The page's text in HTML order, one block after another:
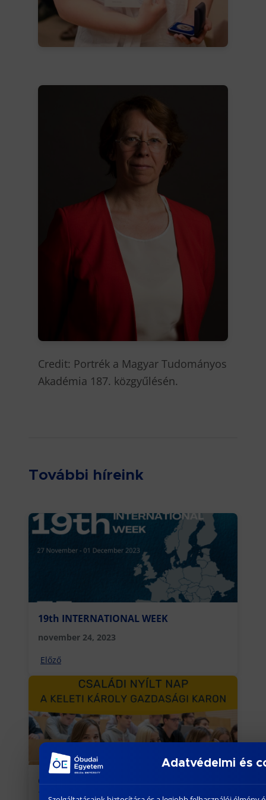
Credit: Portrék a Magyar Tudományos
Akadémia 187. közgyűlésén.
További híreink
19th INTERNATIONAL WEEK
november 24, 2023
Előző
Családi nyílt nap 2023. december 8-án
17:00 – 19:00 között az Óbudai Egyetem
Adatvédelmi és